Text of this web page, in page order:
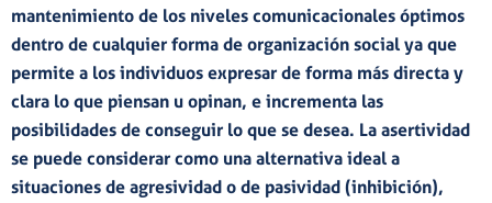
mantenimiento de los niveles comunicacionales óptimos
dentro de cualquier forma de organización social ya que
permite a los individuos expresar de forma más directa y
clara lo que piensan u opinan, e incrementa las
posibilidades de conseguir lo que se desea. La asertividad
se puede considerar como una alternativa ideal a
situaciones de agresividad o de pasividad (inhibición),